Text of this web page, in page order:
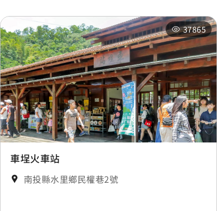
37865
車埕火車站
南投縣水里鄉民權巷2號